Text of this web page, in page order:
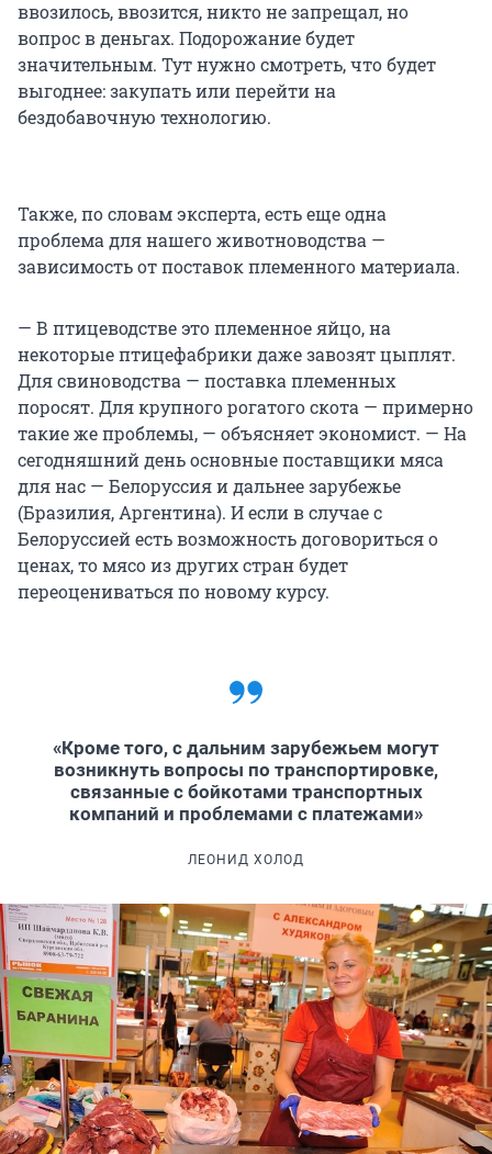
ввозилось, ввозится, никто не запрещал, но
вопрос в деньгах. Подорожание будет
значительным. Тут нужно смотреть, что будет
выгоднее: закупать или перейти на
бездобавочную технологию.
Также, по словам эксперта, есть еще одна
проблема для нашего животноводства —
зависимость от поставок племенного материала.
— В птицеводстве это племенное яйцо, на
некоторые птицефабрики даже завозят цыплят.
Для свиноводства — поставка племенных
поросят. Для крупного рогатого скота — примерно
такие же проблемы, — объясняет экономист. — На
сегодняшний день основные поставщики мяса
для нас — Белоруссия и дальнее зарубежье
(Бразилия, Аргентина). И если в случае с
Белоруссией есть возможность договориться о
ценах, то мясо из других стран будет
переоцениваться по новому курсу.
«Кроме того, с дальним зарубежьем могут
возникнуть вопросы по транспортировке,
связанные с бойкотами транспортных
компаний и проблемами с платежами»
ЛЕОНИД ХОЛОД